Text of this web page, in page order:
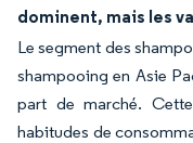
dominent, mais les
Le segment des
shampooing en Asie
part de marché.
habitudes de